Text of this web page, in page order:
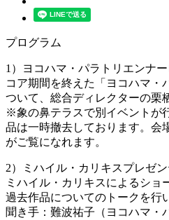
プログラム
1）ヨコハマ・パラトリエンナ
コア期間を終えた「ヨコハマ・
ついて、総合ディレクターの栗
※象の鼻テラスで別イベントが
品は一時撤去しております。会
がご覧になれます。
2）ミハイル・カリキスプレゼ
ミハイル・カリキスによるショ
過去作品についてのトークを行
聞き手：難波祐子（ヨコハマ・